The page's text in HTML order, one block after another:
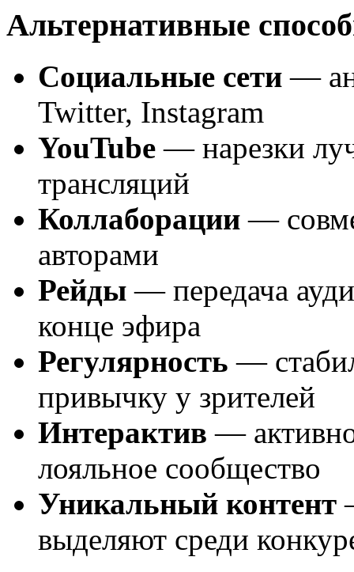
Альтернативные
Социальные сети —
Twitter, Instagram
YouTube — нарезки
трансляций
Коллаборации —
авторами
Рейды — передача
конце эфира
Регулярность —
привычку у зрителей
Интерактив —
лояльное сообщество
Уникальный контент
выделяют среди